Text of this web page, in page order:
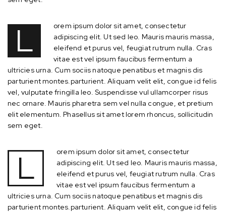
L
orem ipsum dolor sit amet, consectetur
adipiscing elit. Ut sed leo. Mauris mauris massa,
eleifend et purus vel, feugiat rutrum nulla. Cras
vitae est vel ipsum faucibus fermentum a
ultricies urna. Cum sociis natoque penatibus et magnis dis
parturient montes.parturient. Aliquam velit elit, congue id felis
vel, vulputate fringilla leo. Suspendisse vul ullamcorper risus
nec ornare. Mauris pharetra sem vel nulla congue, et pretium
elit elementum. Phasellus sit amet lorem rhoncus, sollicitudin
sem eget.
L
orem ipsum dolor sit amet, consectetur
adipiscing elit. Ut sed leo. Mauris mauris massa,
eleifend et purus vel, feugiat rutrum nulla. Cras
vitae est vel ipsum faucibus fermentum a
ultricies urna. Cum sociis natoque penatibus et magnis dis
parturient montes.parturient. Aliquam velit elit, congue id felis